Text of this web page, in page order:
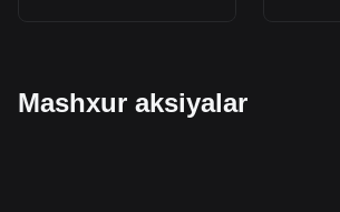
Mashxur aksiyalar